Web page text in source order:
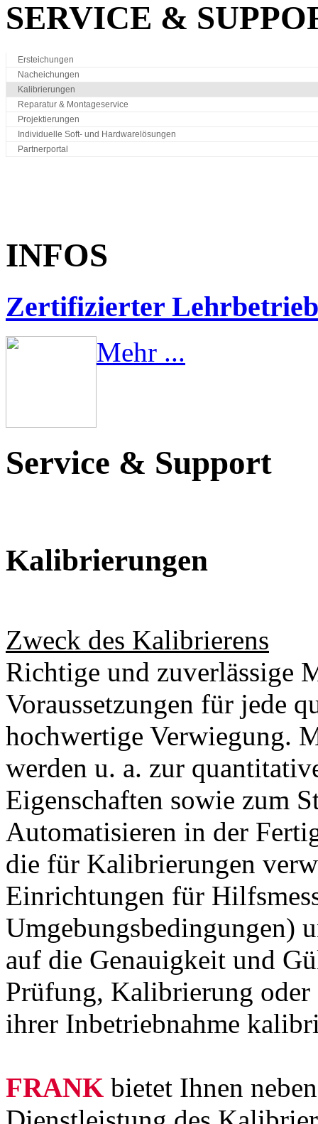
SERVICE &
Ersteichungen
Nacheichungen
Kalibrierungen
Reparatur & Montageservice
Projektierungen
Individuelle Soft- und Hardwarelösungen
Partnerportal
INFOS
Zertifizierter Lehrbetrieb
Mehr ...
Service & Support
Kalibrierungen
Zweck des Kalibrierens
Richtige und zuverlässige
Voraussetzungen für jede
hochwertige Verwiegung.
werden u. a. zur
Eigenschaften sowie zum
Automatisieren in der
die für Kalibrierungen
Einrichtungen für
Umgebungsbedingungen)
auf die Genauigkeit und
Prüfung, Kalibrierung oder
ihrer Inbetriebnahme
FRANK bietet Ihnen